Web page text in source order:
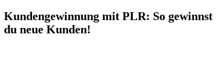
Kundengewinnung mit PLR: So gewinnst
du neue Kunden!